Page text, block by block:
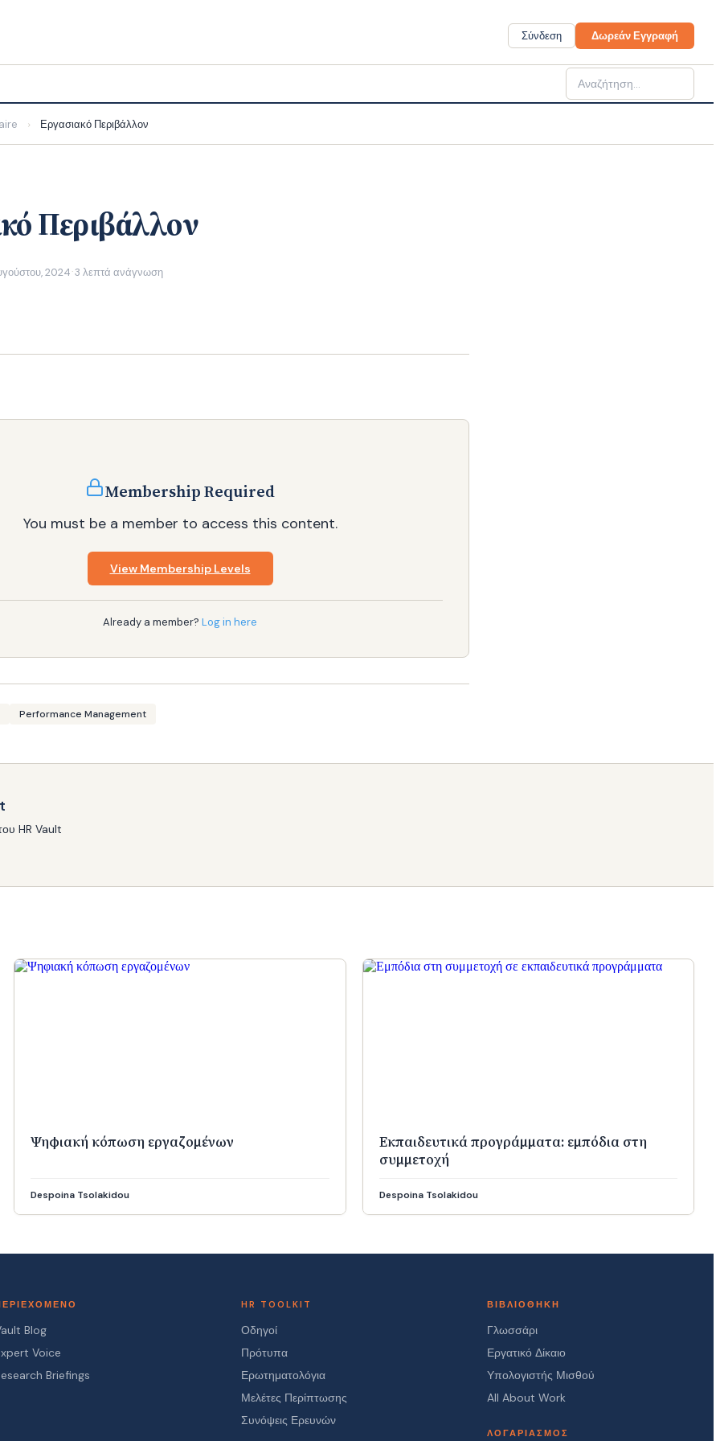
Σύνδεση Δωρεάν Εγγραφή
› Εργασιακό Περιβάλλον
Περιβάλλον
2024 ·3 λεπτά ανάγνωση
Membership Required
You must be a member to access this content.
View Membership Levels
Already a member? Log in here
Performance Management
HR Vault
Ψηφιακή κόπωση εργαζομένων
Despoina Tsolakidou
Εκπαιδευτικά προγράμματα: εμπόδια στη
συμμετοχή
Despoina Tsolakidou
Blog
Voice
Briefings
HR TOOLKIT
Οδηγοί
Πρότυπα
Ερωτηματολόγια
Μελέτες Περίπτωσης
Συνόψεις Ερευνών
ΒΙΒΛΙΟΘΉΚΗ
Γλωσσάρι
Εργατικό Δίκαιο
Υπολογιστής Μισθού
All About Work
ΛΟΓΑΡΙΑΣΜΌΣ